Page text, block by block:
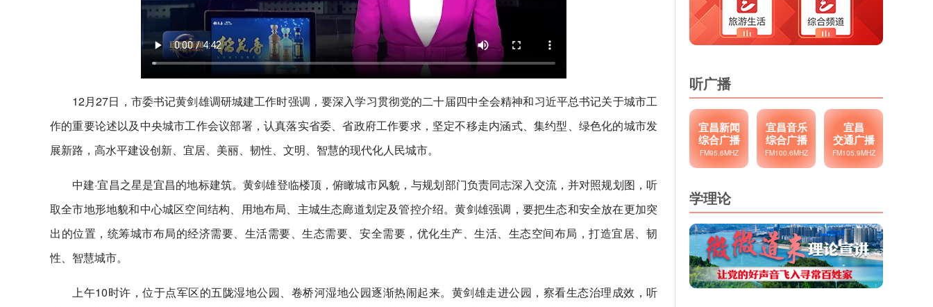
12月27日，市委书记黄剑雄调研城建工作时强调，要深入学习贯彻党的二十届四中全会精神和习近平总书记关于城市工
作的重要论述以及中央城市工作会议部署，认真落实省委、省政府工作要求，坚定不移走内涵式、集约型、绿色化的城市发
展新路，高水平建设创新、宜居、美丽、韧性、文明、智慧的现代化人民城市。
中建·宜昌之星是宜昌的地标建筑。黄剑雄登临楼顶，俯瞰城市风貌，与规划部门负责同志深入交流，并对照规划图，听
取全市地形地貌和中心城区空间结构、用地布局、主城生态廊道划定及管控介绍。黄剑雄强调，要把生态和安全放在更加突
出的位置，统筹城市布局的经济需要、生活需要、生态需要、安全需要，优化生产、生活、生态空间布局，打造宜居、韧
性、智慧城市。
上午10时许，位于点军区的五陇湿地公园、卷桥河湿地公园逐渐热闹起来。黄剑雄走进公园，察看生态治理成效，听
听广播
宜昌新闻
综合广播
FM95.6MHZ
宜昌音乐
综合广播
FM100.6MHZ
宜昌
交通广播
FM105.9MHZ
学理论